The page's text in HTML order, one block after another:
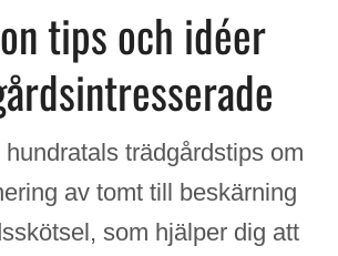
tips och idéer
trädgårdstips om
av tomt till beskärning
som hjälper dig att